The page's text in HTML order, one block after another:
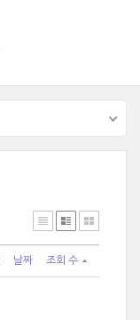
날짜 조회 수